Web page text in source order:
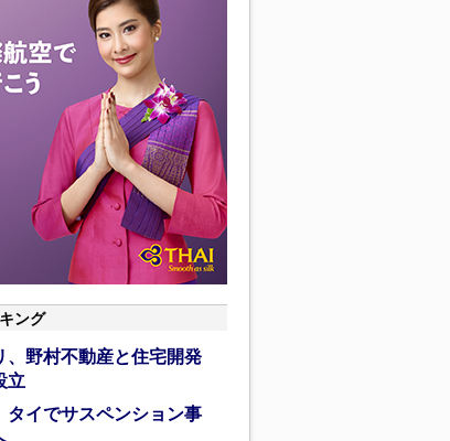
ング
、野村不動産と住宅開発
立
タイでサスペンション事